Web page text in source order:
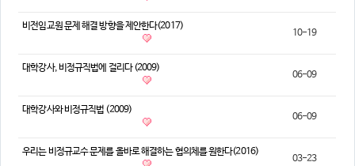
칼럼/기고
비전임교원 문제 해결 방향을 제안한다(2017)
10-19
대학강사, 비정규직법에 걸리다 (2009)
06-09
대학강사와 비정규직법 (2009)
06-09
우리는 비정규교수 문제를 올바로 해결하는 협의체를 원한다(2016)
03-23